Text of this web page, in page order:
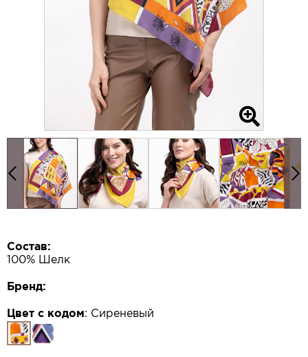
Состав:
100% Шелк
Бренд:
Цвет с кодом: Сиреневый